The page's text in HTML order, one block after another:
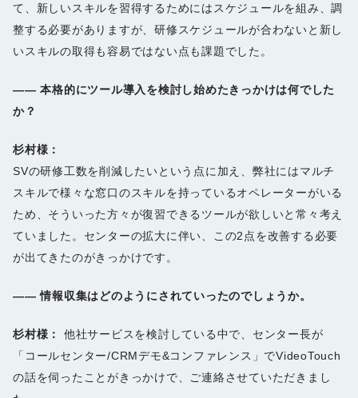
て、新しいスキルを習得するためにはスケジュールを組み、調
整する必要がありますが、研修スケジュールが合わないと新し
いスキルの取得も容易ではない点も課題でした。
―― 本格的にツール導入を検討し始めたきっかけは何でした
か？
杉村様：
SVの研修工数を削減したいという点に加え、弊社にはマルチ
スキルで様々な窓口のスキルを持っているオペレーターがいる
ため、そういった方々が復習できるツールが欲しいと常々考え
ていました。センターの拡大に伴い、この2点を改善する必要
が出てきたのがきっかけです。
―― 情報収集はどのようにされていったのでしょうか。
杉村様：
他社サービスを検討している中で、センター長が
「コールセンター/CRMデモ&コンファレンス」でVideoTouch
の話を伺ったことがきっかけで、ご連絡させていただきまし